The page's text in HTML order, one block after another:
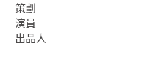
策劃
演員
出品人